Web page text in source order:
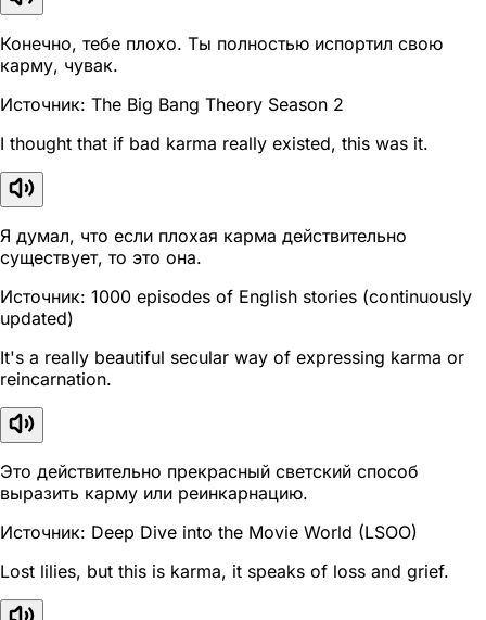
Конечно, тебе плохо. Ты полностью испортил свою
карму, чувак.
Источник: The Big Bang Theory Season 2
I thought that if bad karma really existed, this was it.
Я думал, что если плохая карма действительно
существует, то это она.
Источник: 1000 episodes of English stories (continuously
updated)
It's a really beautiful secular way of expressing karma or
reincarnation.
Это действительно прекрасный светский способ
выразить карму или реинкарнацию.
Источник: Deep Dive into the Movie World (LSOO)
Lost lilies, but this is karma, it speaks of loss and grief.